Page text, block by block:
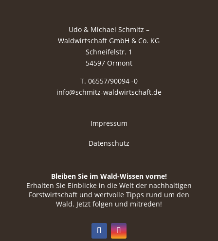
Udo & Michael Schmitz –
Waldwirtschaft GmbH & Co. KG
Schneifelstr. 1
54597 Ormont
T. 06557/90094 -0
info@schmitz-waldwirtschaft.de
Impressum
Datenschutz
Bleiben Sie im Wald-Wissen vorne!
Erhalten Sie Einblicke in die Welt der nachhaltigen
Forstwirtschaft und wertvolle Tipps rund um den
Wald. Jetzt folgen und mitreden!